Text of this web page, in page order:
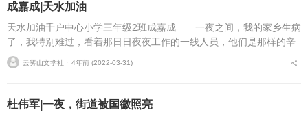
成嘉成|天水加油
天水加油千户中心小学三年级2班成嘉成 一夜之间，我的家乡生病
了，我特别难过，看着那日日夜夜工作的一线人员，他们是那样的辛
苦! 每天妈妈睁开眼的第一件事情就是看新闻，但是病例还是每天
都在增加。尤其是...
云雾山文学社 ⋅ 4年前 (2022-03-31)
杜伟军|一夜，街道被国徽照亮